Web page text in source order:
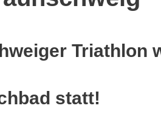
Triathlon
statt!